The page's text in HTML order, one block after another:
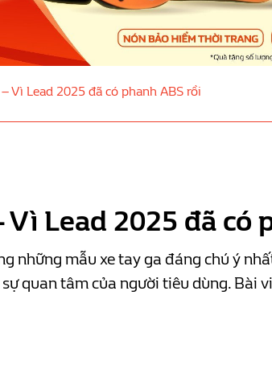
Vì Lead 2025 đã có phanh ABS rồi
Lead 2025 đã có
những mẫu xe tay ga đáng chú ý
quan tâm của người tiêu dùng. Bài